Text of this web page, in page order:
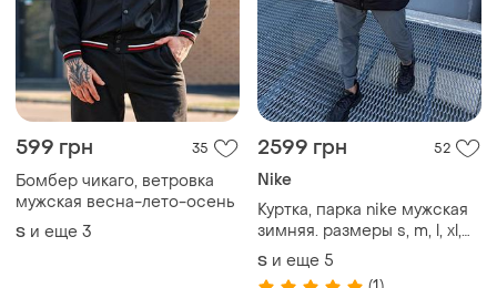
599 грн 35
Бомбер чикаго, ветровка
мужская весна-лето-осень
S и еще 3
2599 грн 52
Nike
Куртка, парка nike мужская
зимняя. размеры s, m, l, xl,
xxl, 3xl
S и еще 5